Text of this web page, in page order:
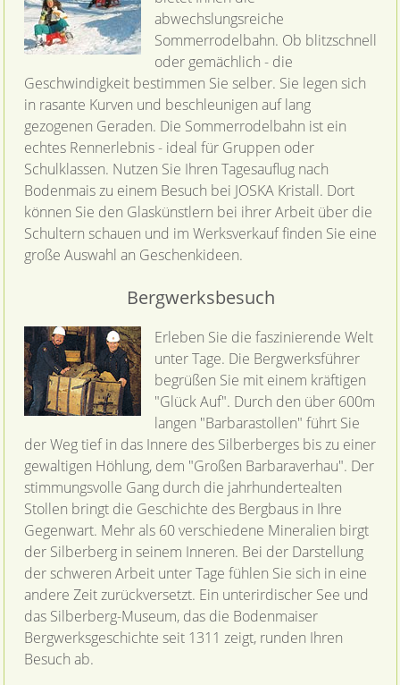
abwechslungsreiche
Sommerrodelbahn. Ob blitzschnell
oder gemächlich - die
Geschwindigkeit bestimmen Sie selber. Sie legen sich
in rasante Kurven und beschleunigen auf lang
gezogenen Geraden. Die Sommerrodelbahn ist ein
echtes Rennerlebnis - ideal für Gruppen oder
Schulklassen. Nutzen Sie Ihren Tagesauflug nach
Bodenmais zu einem Besuch bei JOSKA Kristall. Dort
können Sie den Glaskünstlern bei ihrer Arbeit über die
Schultern schauen und im Werksverkauf finden Sie eine
große Auswahl an Geschenkideen.
Bergwerksbesuch
Erleben Sie die faszinierende Welt
unter Tage. Die Bergwerksführer
begrüßen Sie mit einem kräftigen
"Glück Auf". Durch den über 600m
langen "Barbarastollen" führt Sie
der Weg tief in das Innere des Silberberges bis zu einer
gewaltigen Höhlung, dem "Großen Barbaraverhau". Der
stimmungsvolle Gang durch die jahrhundertealten
Stollen bringt die Geschichte des Bergbaus in Ihre
Gegenwart. Mehr als 60 verschiedene Mineralien birgt
der Silberberg in seinem Inneren. Bei der Darstellung
der schweren Arbeit unter Tage fühlen Sie sich in eine
andere Zeit zurückversetzt. Ein unterirdischer See und
das Silberberg-Museum, das die Bodenmaiser
Bergwerksgeschichte seit 1311 zeigt, runden Ihren
Besuch ab.